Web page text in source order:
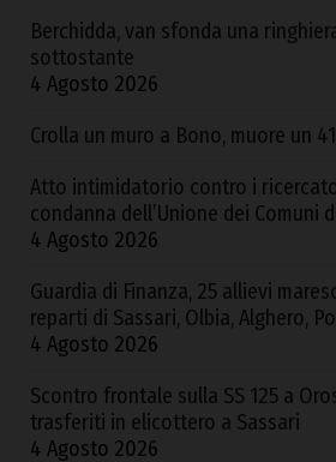
Berchidda, van sfonda una
sottostante
4 Agosto 2026
Crolla un muro a Bono, muore un
Atto intimidatorio contro i
condanna dell’Unione dei Comuni
4 Agosto 2026
Guardia di Finanza, 25 allievi
reparti di Sassari, Olbia, Alghero,
4 Agosto 2026
Scontro frontale sulla SS 125 a
trasferiti in elicottero a Sassari
4 Agosto 2026